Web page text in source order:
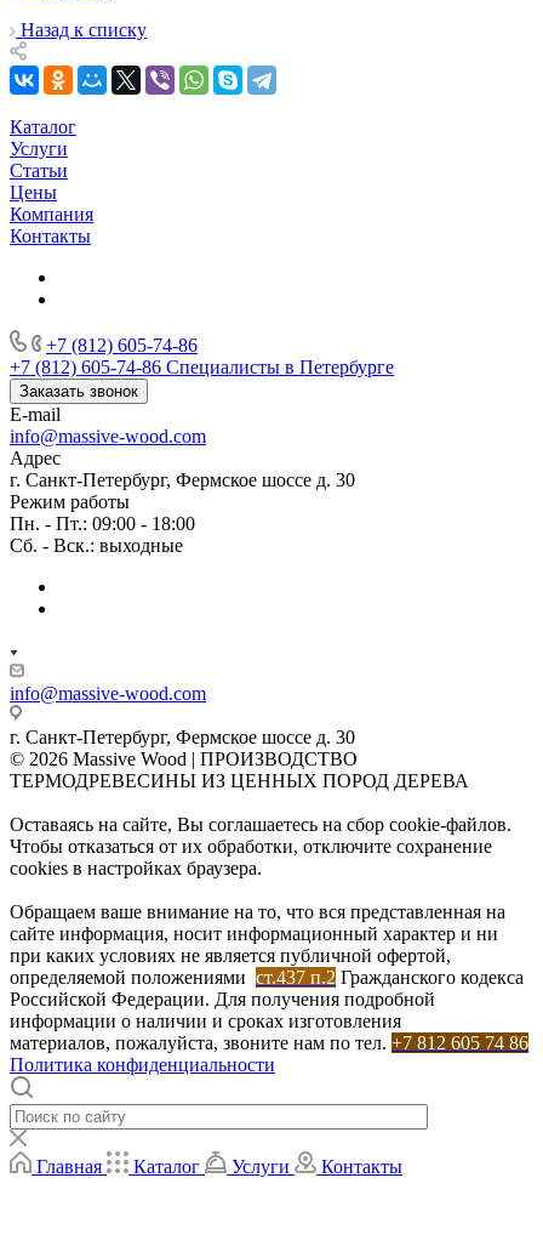
Назад к списку
Каталог
Услуги
Статьи
Цены
Компания
Контакты
+7 (812) 605-74-86
+7 (812) 605-74-86 Специалисты в Петербурге
Заказать звонок
E-mail
info@massive-wood.com
Адрес
г. Санкт-Петербург, Фермское шоссе д. 30
Режим работы
Пн. - Пт.: 09:00 - 18:00
Сб. - Вск.: выходные
info@massive-wood.com
г. Санкт-Петербург, Фермское шоссе д. 30
© 2026 Massive Wood | ПРОИЗВОДСТВО
ТЕРМОДРЕВЕСИНЫ ИЗ ЦЕННЫХ ПОРОД ДЕРЕВА
Оставаясь на сайте, Вы соглашаетесь на сбор cookie-файлов.
Чтобы отказаться от их обработки, отключите сохранение
cookies в настройках браузера.
Обращаем ваше внимание на то, что вся представленная на
сайте информация, носит информационный характер и ни
при каких условиях не является публичной офертой,
определяемой положениями ст.437 п.2 Гражданского кодекса
Российской Федерации. Для получения подробной
информации о наличии и сроках изготовления
материалов, пожалуйста, звоните нам по тел. +7 812 605 74 86
Политика конфиденциальности
Главная Каталог Услуги Контакты